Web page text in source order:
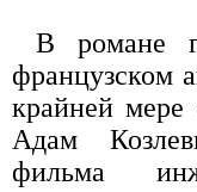
В романе
французском
крайней мере
Адам
фильма